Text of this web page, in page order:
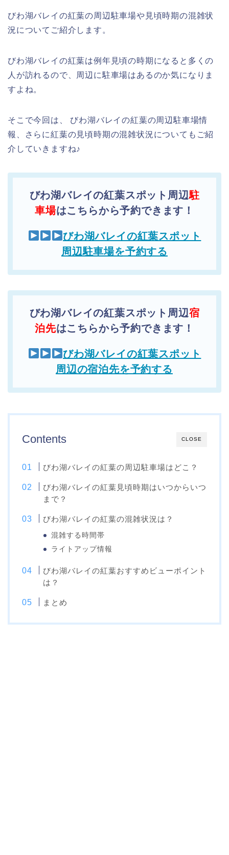
びわ湖バレイの紅葉の周辺駐車場や見頃時期の混雑状
況についてご紹介します。
びわ湖バレイの紅葉は例年見頃の時期になると多くの
人が訪れるので、周辺に駐車場はあるのか気になりま
すよね。
そこで今回は、 びわ湖バレイの紅葉の周辺駐車場情
報、さらに紅葉の見頃時期の混雑状況についてもご紹
介していきますね♪
びわ湖バレイの紅葉スポット周辺駐
車場はこちらから予約できます！
びわ湖バレイの紅葉スポット
周辺駐車場を予約する
びわ湖バレイの紅葉スポット周辺宿
泊先はこちらから予約できます！
びわ湖バレイの紅葉スポット
周辺の宿泊先を予約する
CLOSE
Contents
びわ湖バレイの紅葉の周辺駐車場はどこ？
びわ湖バレイの紅葉見頃時期はいつからいつ
まで？
びわ湖バレイの紅葉の混雑状況は？
混雑する時間帯
ライトアップ情報
びわ湖バレイの紅葉おすすめビューポイント
は？
まとめ